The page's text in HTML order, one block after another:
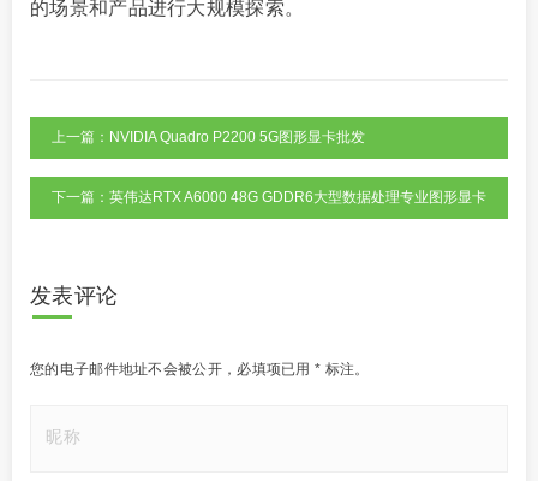
的场景和产品进行大规模探索。
上一篇：NVIDIA Quadro P2200 5G图形显卡批发
下一篇：英伟达RTX A6000 48G GDDR6大型数据处理专业图形显卡
发表评论
您的电子邮件地址不会被公开， 必填项已用* 标注。